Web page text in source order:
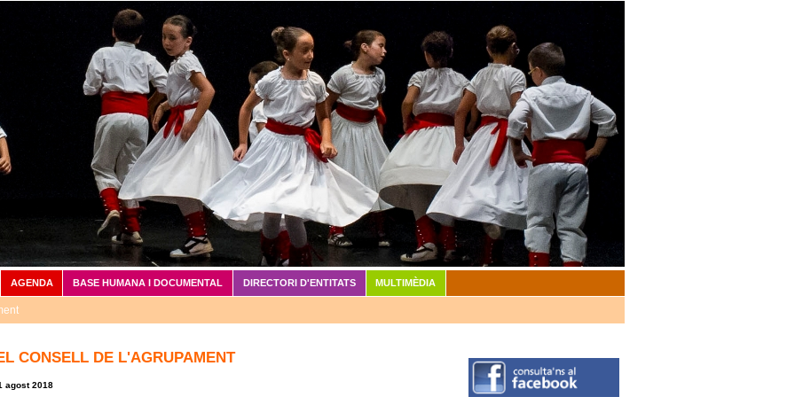
CONSELL DE L'AGRUPAMENT
agost 2018
AGENDA BASE HUMANA I DOCUMENTAL DIRECTORI D'ENTITATS MULTIMÈDIA